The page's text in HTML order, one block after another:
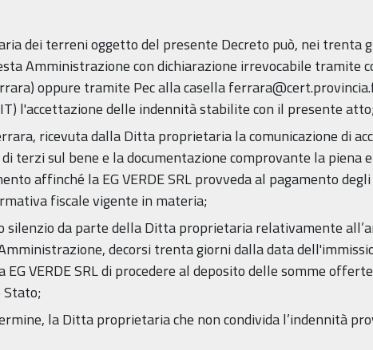
dei terreni oggetto del presente Decreto può, nei trenta
Amministrazione con dichiarazione irrevocabile tramite
oppure tramite Pec alla casella
l'accettazione delle indennità stabilite con il presente
ricevuta dalla Ditta proprietaria la comunicazione di
terzi sul bene e la documentazione comprovante la
affinché la EG VERDE SRL provveda al pagamento
fiscale vigente in materia;
silenzio da parte della Ditta proprietaria relativamente
decorsi trenta giorni dalla data
EG VERDE SRL di procedere al deposito delle somme
la Ditta proprietaria che non condivida l’indennità